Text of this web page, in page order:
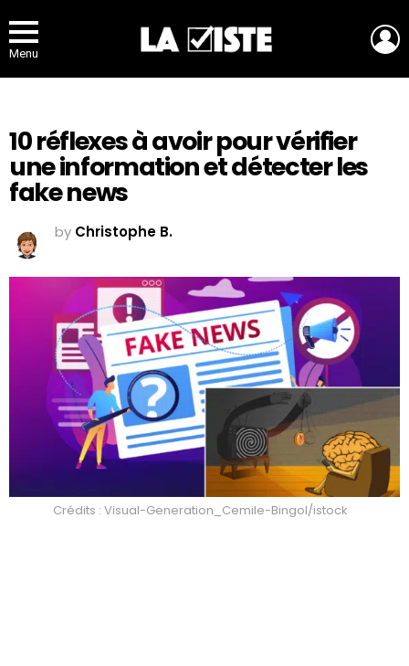
Menu
10 réflexes à avoir pour vérifier
une information et détecter les
fake news
by Christophe B.
Crédits : Visual-Generation_Cemile-Bingol/istock